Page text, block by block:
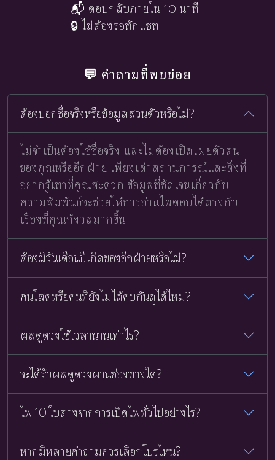
📬 ตอบกลับภายใน 10 นาที
🔒 ไม่ต้องรอทักแชท
💬 คำถามที่พบบ่อย
ต้องบอกชื่อจริงหรือข้อมูลส่วนตัวหรือไม่?
ไม่จำเป็นต้องใช้ชื่อจริง และไม่ต้องเปิดเผยตัวตน
ของคุณหรืออีกฝ่าย เพียงเล่าสถานการณ์และสิ่งที่
อยากรู้เท่าที่คุณสะดวก ข้อมูลที่ชัดเจนเกี่ยวกับ
ความสัมพันธ์จะช่วยให้การอ่านไพ่ตอบได้ตรงกับ
เรื่องที่คุณกังวลมากขึ้น
ต้องมีวันเดือนปีเกิดของอีกฝ่ายหรือไม่?
คนโสดหรือคนที่ยังไม่ได้คบกันดูได้ไหม?
ผลดูดวงใช้เวลานานเท่าไร?
จะได้รับผลดูดวงผ่านช่องทางใด?
ไพ่ 10 ใบต่างจากการเปิดไพ่ทั่วไปอย่างไร?
หากมีหลายคำถามควรเลือกโปรไหน?